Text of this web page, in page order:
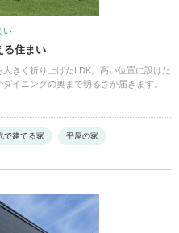
い
る住まい
きく折り上げたLDK。高い位置に設けた
イニングの奥まで明るさが届きます。
で建てる家 平屋の家